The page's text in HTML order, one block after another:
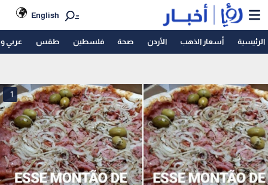
English
الرئيسية أسعار الذهب الأردن صحة فلسطين طقس عربي
1